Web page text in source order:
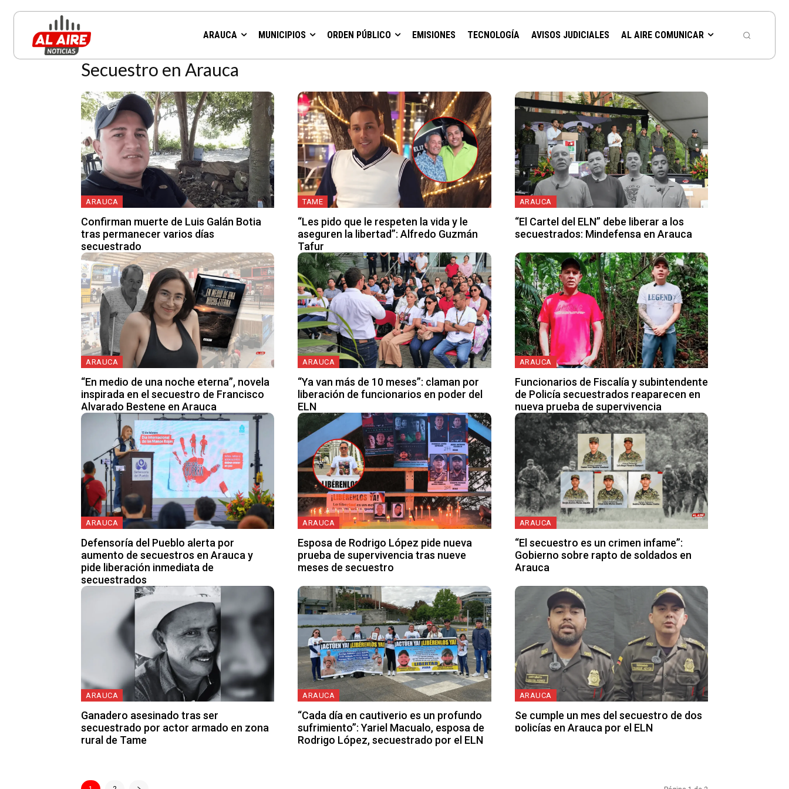
ARAUCA MUNICIPIOS ORDEN PÚBLICO EMISIONES TECNOLOGÍA AVISOS JUDICIALES AL AIRE COMUNICAR
Secuestro en Arauca
ARAUCA
Confirman muerte de Luis Galán Botia
tras permanecer varios días
secuestrado
TAME
“Les pido que le respeten la vida y le
aseguren la libertad”: Alfredo Guzmán
Tafur
ARAUCA
“El Cartel del ELN” debe liberar a los
secuestrados: Mindefensa en Arauca
ARAUCA
“En medio de una noche eterna”, novela
inspirada en el secuestro de Francisco
Alvarado Bestene en Arauca
ARAUCA
“Ya van más de 10 meses”: claman por
liberación de funcionarios en poder del
ELN
ARAUCA
Funcionarios de Fiscalía y subintendente
de Policía secuestrados reaparecen en
nueva prueba de supervivencia
ARAUCA
Defensoría del Pueblo alerta por
aumento de secuestros en Arauca y
pide liberación inmediata de
secuestrados
ARAUCA
Esposa de Rodrigo López pide nueva
prueba de supervivencia tras nueve
meses de secuestro
ARAUCA
“El secuestro es un crimen infame”:
Gobierno sobre rapto de soldados en
Arauca
ARAUCA
Ganadero asesinado tras ser
secuestrado por actor armado en zona
rural de Tame
ARAUCA
“Cada día en cautiverio es un profundo
sufrimiento”: Yariel Macualo, esposa de
Rodrigo López, secuestrado por el ELN
ARAUCA
Se cumple un mes del secuestro de dos
policías en Arauca por el ELN